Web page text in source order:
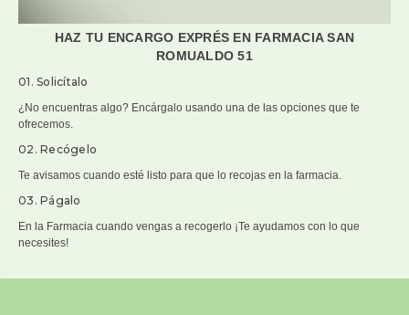
HAZ TU ENCARGO EXPRÉS EN FARMACIA SAN
ROMUALDO 51
01. Solicítalo
¿No encuentras algo? Encárgalo usando una de las opciones que te
ofrecemos.
02. Recógelo
Te avisamos cuando esté listo para que lo recojas en la farmacia.
03. Págalo
En la Farmacia cuando vengas a recogerlo ¡Te ayudamos con lo que
necesites!